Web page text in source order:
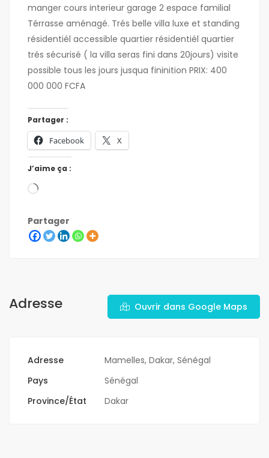
manger cours interieur garage 2 espace familial
Térrasse aménagé. Trés belle villa luxe et standing
résidentiél accessible quartier résidentiél quartier
trés sécurisé ( la villa seras fini dans 20jours) visite
possible tous les jours jusqua fininition PRIX: 400
000 000 FCFA
Partager :
Facebook X
J’aime ça :
Partager
Adresse Ouvrir dans Google Maps
Adresse
Mamelles, Dakar, Sénégal
Pays
Sénégal
Province/État
Dakar